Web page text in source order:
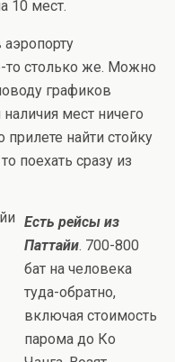
10 мест.
то столько же. Можно
графиков
мест ничего
найти стойку
поехать сразу из
Есть рейсы из
Паттайи. 700-800
бат на человека
туда-обратно,
включая стоимость
парома до Ко